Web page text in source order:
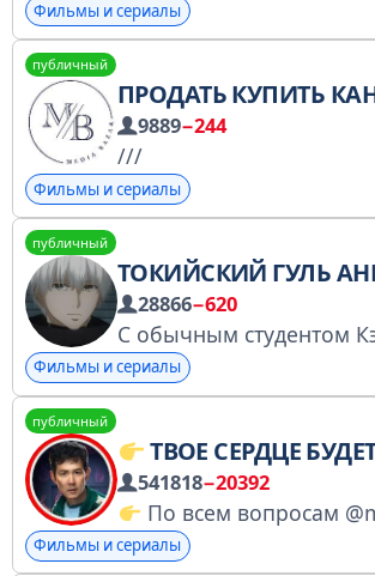
Фильмы и сериалы
публичный
ПРОДАТЬ КУПИТЬ
9889−244
///
Фильмы и сериалы
публичный
ТОКИЙСКИЙ ГУЛЬ
28866−620
Фильмы и сериалы
публичный
ТВОЕ СЕРДЦЕ
541818−20392
По всем вопросам
Фильмы и сериалы